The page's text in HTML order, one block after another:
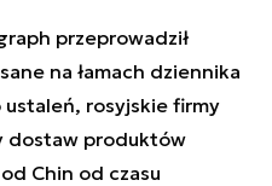
przeprowadził
na łamach dziennika
ustaleń, rosyjskie firmy
dostaw produktów
Chin od czasu